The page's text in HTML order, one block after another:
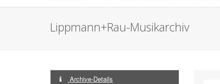
Lippmann+Rau-Musikarchiv
Archive-Details